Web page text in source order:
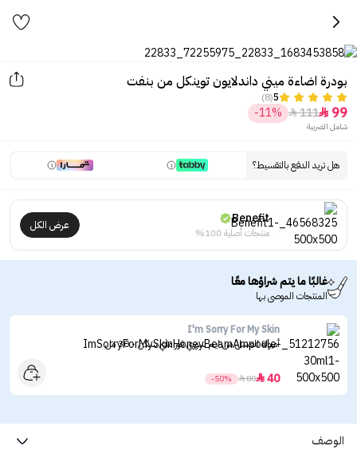
بودرة اضاءة ميني داندلايون توينكل من بنفت
5
(8)
99

111

-11%
شامل الضريبة
هل تريد الدفع بالتقسيط؟
Benefit
منتجات أصلية 100%
عرض الكل
غالبًا ما يتم شراؤها معًا
المنتجات الموصى بها
I'm Sorry For My Skin
أمبولة العسل من ايم سوري فور ماي سكن - 30 مل
40

80

-50%
الوصف